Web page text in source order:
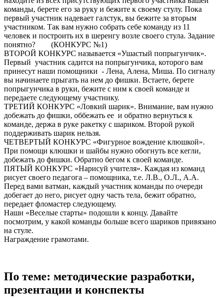
команды, берете его за руку и бежите к своему стулу. Пока
первый участник надевает галстук, вы бежите за вторым
участником. Так вам нужно собрать себе команду из 11
человек и построить их в шеренгу возле своего стула. Задание
понятно? (КОНКУРС №1)
ВТОРОЙ КОНКУРС называется «Ушастый попрыгунчик».
Первый участник садится на попрыгунчика, которого вам
принесут наши помощники - Лена, Алена, Миша. По сигналу
вы начинаете прыгать на нем до фишки. Встаете, берете
попрыгунчика в руки, бежите с ним к своей команде и
передаете следующему участнику.
ТРЕТИЙ КОНКУРС «Ловкий шарик». Внимание, вам нужно
добежать до фишки, оббежать ее и обратно вернуться к
команде, держа в руке ракетку с шариком. Второй рукой
поддерживать шарик нельзя.
ЧЕТВЕРТЫЙ КОНКУРС «Фигурное вождение клюшкой».
При помощи клюшки и шайбы нужно обогнуть все кегли,
добежать до фишки. Обратно бегом к своей команде.
ПЯТЫЙ КОНКУРС «Нарисуй учителя». Каждая из команд
рисует своего педагога – помощника, т.е. Л.В., О.Л., А.А.
Перед вами ватман, каждый участник команды по очереди
добегает до него, рисует одну часть тела, бежит обратно,
передает фломастер следующему.
Наши «Веселые старты» подошли к концу. Давайте
посмотрим, у какой команды больше всего шариков привязано
на стуле.
Награждение грамотами.
По теме: методические разработки,
презентации и конспекты